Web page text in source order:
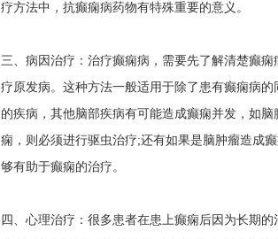
疗方法中，抗癫痫病药物有特殊重要的意义。
三、病因治疗：治疗癫痫病，需要先了解清楚癫
疗原发病。这种方法一般适用于除了患有癫痫病
的疾病，其他脑部疾病有可能造成癫痫并发，如
痫，则必须进行驱虫治疗;还有如果是脑肿瘤造成
够有助于癫痫的治疗。
四、心理治疗：很多患者在患上癫痫后因为长期